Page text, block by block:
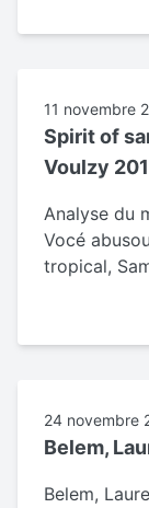
11 novembre
Spirit of
Voulzy
Analyse du
Vocé
tropical,
24 novembre
Belem,
Belem,